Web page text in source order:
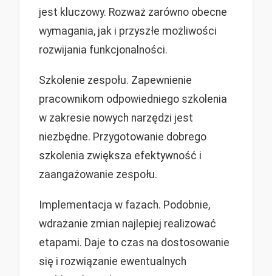
jest kluczowy. Rozważ zarówno obecne
wymagania, jak i przyszłe możliwości
rozwijania funkcjonalności.
Szkolenie zespołu. Zapewnienie
pracownikom odpowiedniego szkolenia
w zakresie nowych narzędzi jest
niezbędne. Przygotowanie dobrego
szkolenia zwiększa efektywność i
zaangażowanie zespołu.
Implementacja w fazach. Podobnie,
wdrażanie zmian najlepiej realizować
etapami. Daje to czas na dostosowanie
się i rozwiązanie ewentualnych